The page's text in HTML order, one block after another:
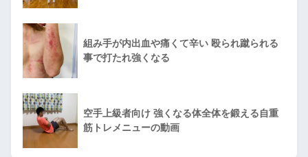
組み手が内出血や痛くて辛い 殴られ蹴られる
事で打たれ強くなる
空手上級者向け 強くなる体全体を鍛える自重
筋トレメニューの動画